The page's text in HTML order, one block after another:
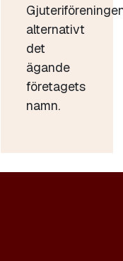
alternativt
det
ägande
företagets
namn.